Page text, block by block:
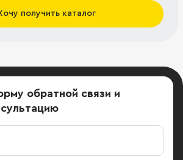
получить каталог
обратной связи и